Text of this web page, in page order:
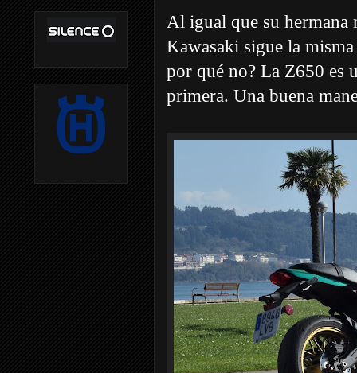
Al igual que su
Kawasaki sigue la
por qué no? La Z650 es
primera. Una buena